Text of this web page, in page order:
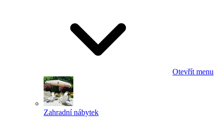
Otevřít menu
Zahradní nábytek